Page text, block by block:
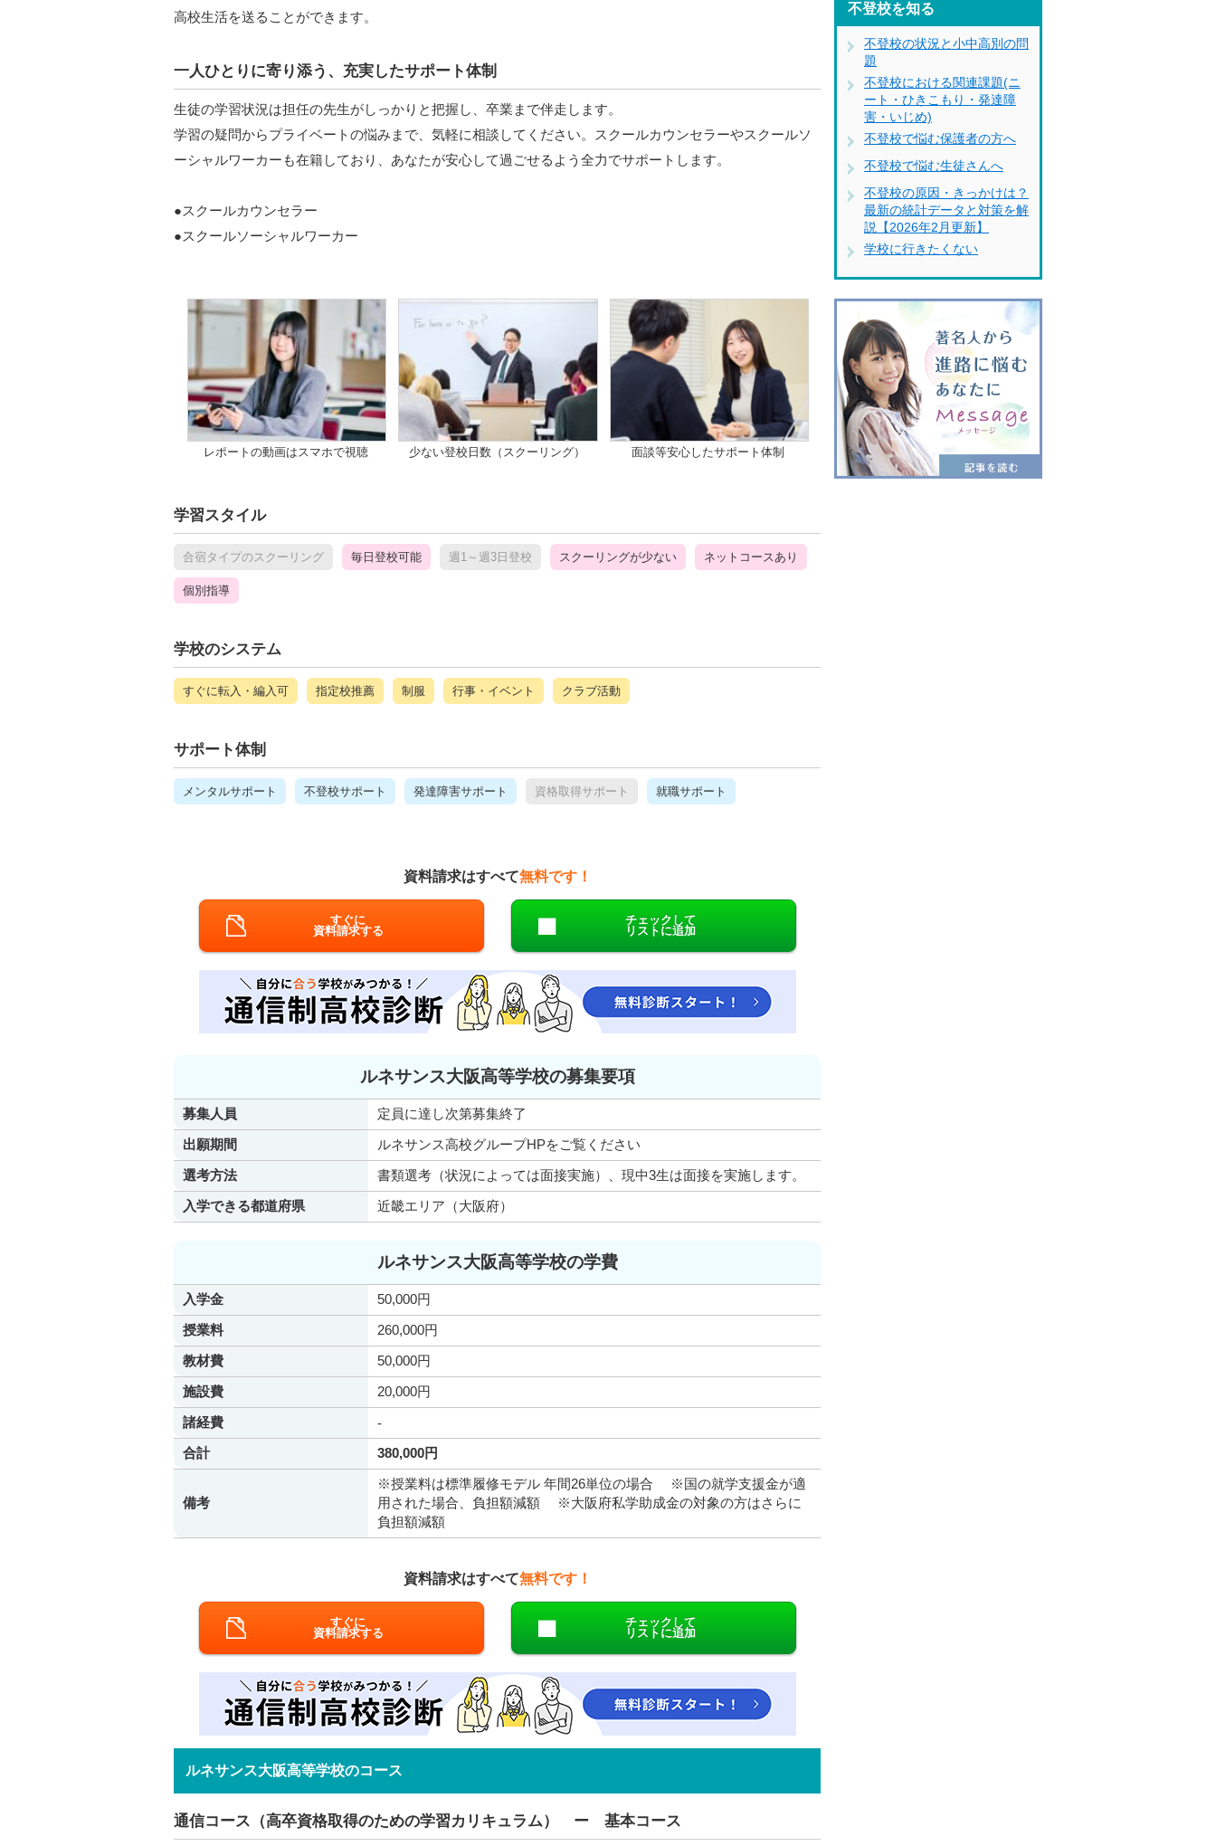
高校生活を送ることができます。
一人ひとりに寄り添う、充実したサポート体制
生徒の学習状況は担任の先生がしっかりと把握し、卒業まで伴走します。
学習の疑問からプライベートの悩みまで、気軽に相談してください。スクールカウンセラーやスクールソ
ーシャルワーカーも在籍しており、あなたが安心して過ごせるよう全力でサポートします。
●スクールカウンセラー
●スクールソーシャルワーカー
レポートの動画はスマホで視聴 少ない登校日数（スクーリング） 面談等安心したサポート体制
学習スタイル
合宿タイプのスクーリング 毎日登校可能 週1～週3日登校 スクーリングが少ない ネットコースあり
個別指導
学校のシステム
すぐに転入・編入可 指定校推薦 制服 行事・イベント クラブ活動
サポート体制
メンタルサポート 不登校サポート 発達障害サポート 資格取得サポート 就職サポート
資料請求はすべて無料です！
すぐに
資料請求する
チェックして
リストに追加
ルネサンス大阪高等学校の募集要項
募集人員
定員に達し次第募集終了
出願期間
ルネサンス高校グループHPをご覧ください
選考方法
書類選考（状況によっては面接実施）、現中3生は面接を実施します。
入学できる都道府県
近畿エリア（大阪府）
ルネサンス大阪高等学校の学費
入学金
50,000円
授業料
260,000円
教材費
50,000円
施設費
20,000円
諸経費
-
合計
380,000円
備考
※授業料は標準履修モデル 年間26単位の場合 ※国の就学支援金が適
用された場合、負担額減額 ※大阪府私学助成金の対象の方はさらに
負担額減額
資料請求はすべて無料です！
すぐに
資料請求する
チェックして
リストに追加
ルネサンス大阪高等学校のコース
通信コース（高卒資格取得のための学習カリキュラム） ー 基本コース
不登校を知る
不登校の状況と小中高別の問
題
不登校における関連課題(ニ
ート・ひきこもり・発達障
害・いじめ)
不登校で悩む保護者の方へ
不登校で悩む生徒さんへ
不登校の原因・きっかけは？
最新の統計データと対策を解
説【2026年2月更新】
学校に行きたくない